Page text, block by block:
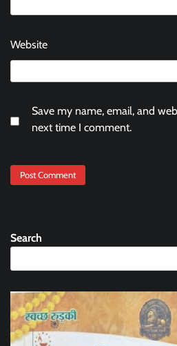
Website
Save my name, email, and
next time I comment.
Search